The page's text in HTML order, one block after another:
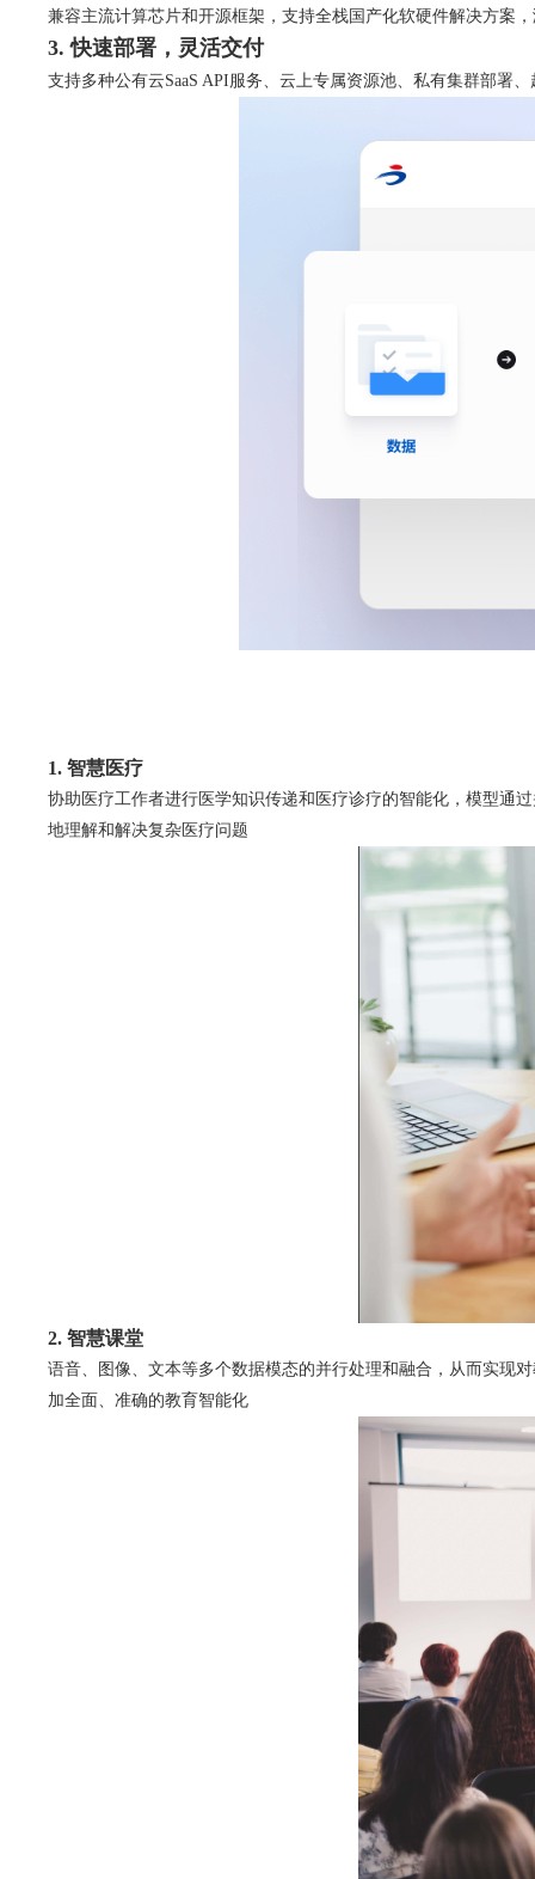
兼容主流计算芯片和开源框架，支持全栈国产化软硬件解决方案
3. 快速部署，灵活交付
支持多种公有云SaaS API服务、云上专属资源池、私有集群部署
1. 智慧医疗
协助医疗工作者进行医学知识传递和医疗诊疗的智能化，模型通
地理解和解决复杂医疗问题
2. 智慧课堂
语音、图像、文本等多个数据模态的并行处理和融合，从而实现
加全面、准确的教育智能化